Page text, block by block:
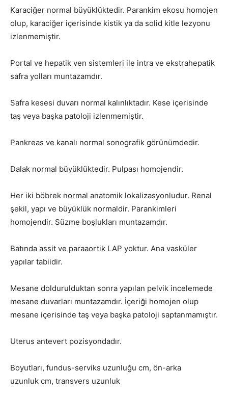
Karaciğer normal büyüklüktedir. Parankim ekosu homojen
olup, karaciğer içerisinde kistik ya da solid kitle lezyonu
izlenmemiştir.
Portal ve hepatik ven sistemleri ile intra ve ekstrahepatik
safra yolları muntazamdır.
Safra kesesi duvarı normal kalınlıktadır. Kese içerisinde
taş veya başka patoloji izlenmemiştir.
Pankreas ve kanalı normal sonografik görünümdedir.
Dalak normal büyüklüktedir. Pulpası homojendir.
Her iki böbrek normal anatomik lokalizasyonludur. Renal
şekil, yapı ve büyüklük normaldir. Parankimleri
homojendir. Süzme boşlukları muntazamdır.
Batında assit ve paraaortik LAP yoktur. Ana vasküler
yapılar tabiidir.
Mesane doldurulduktan sonra yapılan pelvik incelemede
mesane duvarları muntazamdır. İçeriği homojen olup
mesane içerisinde taş veya başka patoloji saptanmamıştır.
Uterus antevert pozisyondadır.
Boyutları, fundus-serviks uzunluğu cm, ön-arka
uzunluk cm, transvers uzunluk